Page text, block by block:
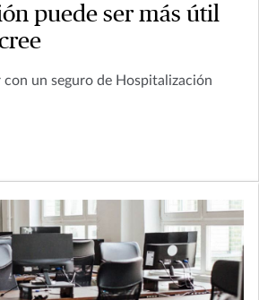
puede ser más útil
con un seguro de Hospitalización